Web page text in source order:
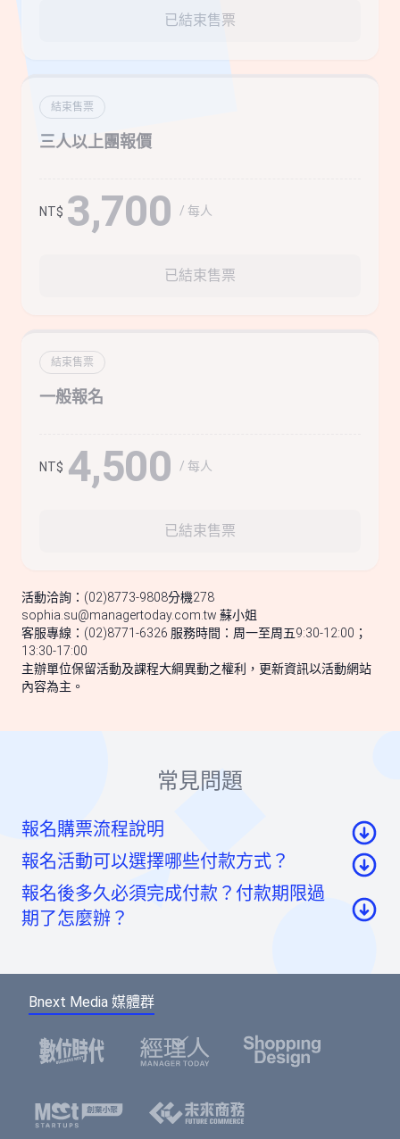
已結束售票
結束售票
三人以上團報價
NT$ 3,700 / 每人
已結束售票
結束售票
一般報名
NT$ 4,500 / 每人
已結束售票
活動洽詢：(02)8773-9808分機278
sophia.su@managertoday.com.tw 蘇小姐
客服專線：(02)8771-6326 服務時間：周一至周五9:30-12:00；
13:30-17:00
主辦單位保留活動及課程大綱異動之權利，更新資訊以活動網站
內容為主。
常見問題
報名購票流程說明
至活動頁面點選「我要報名」按鈕後，至票券資
訊頁點選「請先登入」按鈕。
入。（若您尚未成為BNEXTMEDIA會員，請點選
下方的註冊按鈕，即可註冊會員帳號。）
選擇您欲報名的票種及張數後，點選「確認」按
鈕。
名表單中，加速您的報名流程。
報名活動可以選擇哪些付款方式？
信用卡：頁面將轉至綠界科技頁面線上刷卡
款成功。
報名後多久必須完成付款？付款期限過
期了怎麼辦？
費用，系統無法為您保留席次，要參加活動請重新
Bnext Media 媒體群